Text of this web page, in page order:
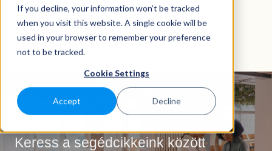
If you decline, your information won’t be tracked
when you visit this website. A single cookie will be
used in your browser to remember your preference
not to be tracked.
Cookie Settings
Accept Decline
MagyarAlmenü megjelenítése fordításokhoz
Keress a segédcikkeink között